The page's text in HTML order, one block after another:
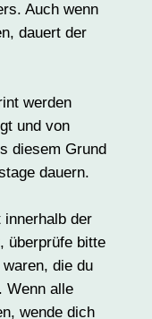
Auch wenn
dauert der
werden
und von
diesem Grund
dauern.
innerhalb der
überprüfe bitte
die du
Wenn alle
wende dich